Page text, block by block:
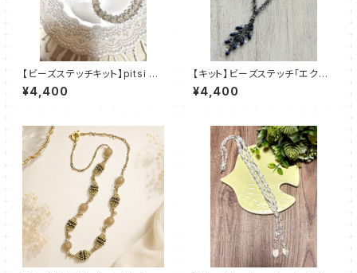
【ビーズステッチキット】pitsi ピ
ッツィ(2色)amu＋塩川千映子
¥4,400
【キット】ビーズステッチ「エクラ・
ブルー」清水理子
¥4,400